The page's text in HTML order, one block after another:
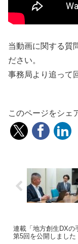
当動画に関する質
ださい。
事務局より追って
このページをシェ
連載「地方創生DXの
第5回を公開しました